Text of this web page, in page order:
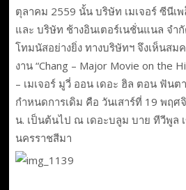
ตุลาคม 2559 นั้น บริษัท เมเจอร์ ซีนีเ
และ บริษัท ช้างอินเตอร์เนชั่นแนล จำ
โทมนัสอย่างยิ่ง ทางบริษัทฯ จึงเห็นสม
งาน “Chang – Major Movie on the
– เมเจอร์ มูวี่ ออน เดอะ ฮิล ตอน ฟันต
กำหนดการเดิม คือ วันเสาร์ที่ 19 พฤศ
น. เป็นต้นไป ณ เดอะบลูม บาย ทีวีพูล
นครราชสีมา